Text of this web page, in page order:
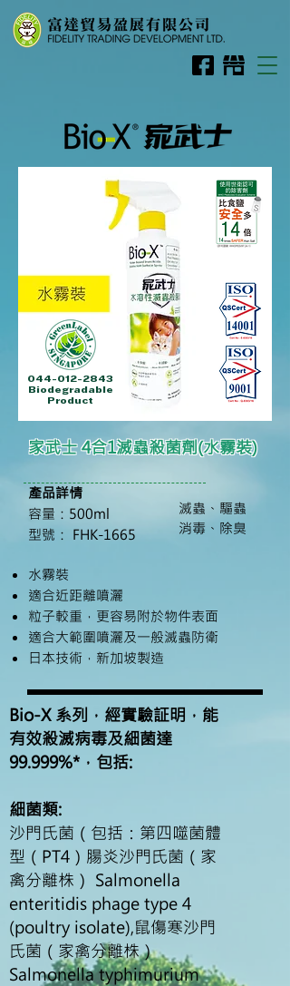
044-012-2843
Biodegradable
Product
家武士 4合1滅蟲殺菌劑(水霧裝)
產品詳情
容量：500ml​
型號： FHK-1665
水霧裝
適合近距離噴灑
粒子較重，更容易附於物件表面
適合大範圍噴灑及一般滅蟲防衛
日本技術，新加坡製造
滅蟲、驅蟲
消毒、除臭
Bio-X 系列，經實驗証明，能
有效殺滅病毒及細菌達
99.999%*，包括:
細菌類:
沙門氏菌（包括：第四噬菌體
型（PT4）腸炎沙門氏菌（家
禽分離株） Salmonella
enteritidis phage type 4
(poultry isolate),鼠傷寒沙門
氏菌（家禽分離株）
Salmonella typhimurium